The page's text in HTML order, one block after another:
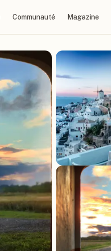
Communauté Magazine